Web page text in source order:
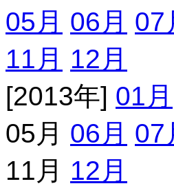
05月 06月 07
11月 12月
[2013年] 01月
05月 06月 07
11月 12月